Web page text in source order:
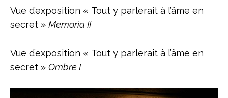
Vue d’exposition « Tout y parlerait à l’âme en
secret » Memoria II
Vue d’exposition « Tout y parlerait à l’âme en
secret » Ombre I